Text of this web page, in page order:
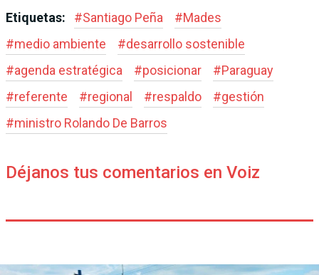
Etiquetas: #Santiago Peña #Mades
#medio ambiente #desarrollo sostenible
#agenda estratégica #posicionar #Paraguay
#referente #regional #respaldo #gestión
#ministro Rolando De Barros
Déjanos tus comentarios en Voiz